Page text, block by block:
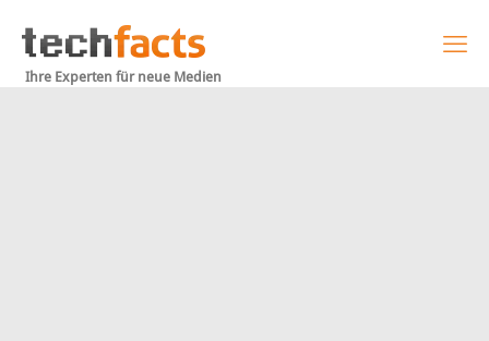
Ihre Experten für neue Medien